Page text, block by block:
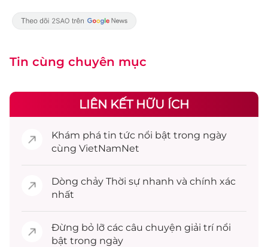
Tin cùng chuyên mục
LIÊN KẾT HỮU ÍCH
Khám phá tin tức nổi bật trong ngày
cùng VietNamNet
Dòng chảy Thời sự nhanh và chính xác
nhất
Đừng bỏ lỡ các câu chuyện giải trínổi
bật trong ngày